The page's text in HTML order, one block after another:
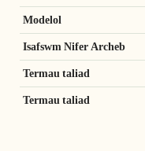
Modelol
Isafswm Nifer Archeb
Termau taliad
Termau taliad